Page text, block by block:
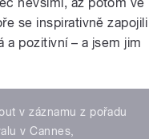
se inspirativně zapojili
a pozitivní – a jsem jim
v záznamu z pořadu
v Cannes,